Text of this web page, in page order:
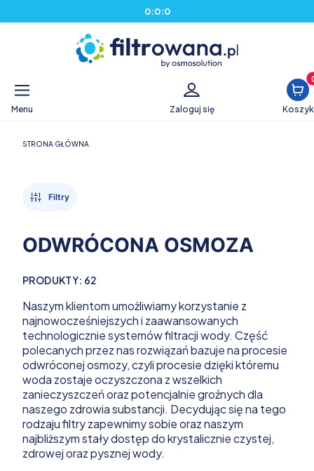
0:0:0
Menu Zaloguj się Koszyk
STRONA GŁÓWNA
Filtry
ODWRÓCONA OSMOZA
PRODUKTY: 62
Naszym klientom umożliwiamy korzystanie z
najnowocześniejszych i zaawansowanych
technologicznie systemów filtracji wody. Część
polecanych przez nas rozwiązań bazuje na procesie
odwróconej osmozy, czyli procesie dzięki któremu
woda zostaje oczyszczona z wszelkich
zanieczyszczeń oraz potencjalnie groźnych dla
naszego zdrowia substancji. Decydując się na tego
rodzaju filtry zapewnimy sobie oraz naszym
najbliższym stały dostęp do krystalicznie czystej,
zdrowej oraz pysznej wody.